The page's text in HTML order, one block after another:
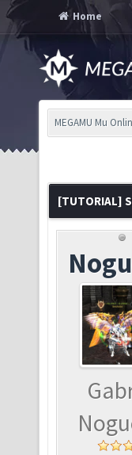
Home
MEGAMU Mu
[TUTORIAL]